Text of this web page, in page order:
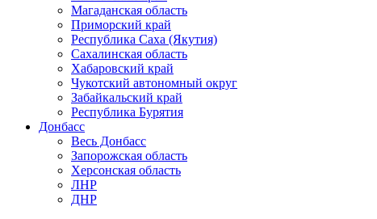
Магаданская область
Приморский край
Республика Саха (Якутия)
Сахалинская область
Хабаровский край
Чукотский автономный округ
Забайкальский край
Республика Бурятия
Донбасс
Весь Донбасс
Запорожская область
Херсонская область
ЛНР
ДНР